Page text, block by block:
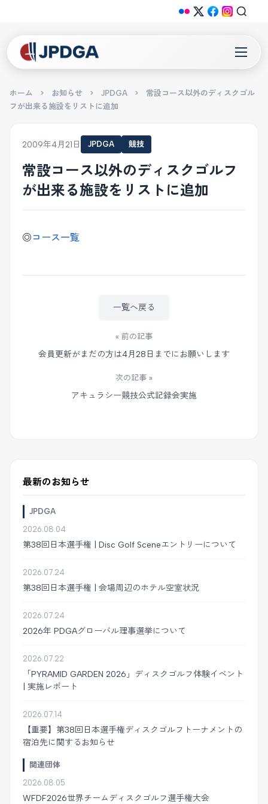
ホーム > お知らせ > JPDGA >
常設コース以外のディスクゴル
フが出来る施設をリストに追加
2009年4月21日 JPDGA 競技
常設コース以外のディスクゴルフ
が出来る施設をリストに追加
◎コース一覧
« 前の記事
会員更新がまだの方は4月28日までにお願いします
一覧へ戻る
次の記事 »
アキュラシー競技公式記録会実施
最新のお知らせ
JPDGA
2026.08.04
第38回日本選手権 | Disc Golf Sceneエントリーについて
2026.07.24
第38回日本選手権 | 会場周辺のホテル空室状況
2026.07.24
2026年 PDGAグローバル理事選挙について
2026.07.22
「PYRAMID GARDEN 2026」ディスクゴルフ体験イベント
| 実施レポート
2026.07.14
【重要】第38回日本選手権ディスクゴルフトーナメントの
宿泊先に関するお知らせ
関連団体
2026.08.05
WFDF2026世界チームディスクゴルフ選手権大会